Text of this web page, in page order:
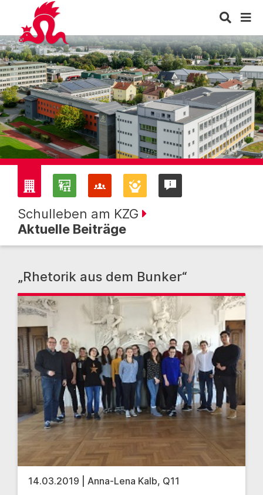
Schulleben am KZG
Aktuelle Beiträge
„Rhetorik aus dem Bunker“
14.03.2019 | Anna-Lena Kalb, Q11